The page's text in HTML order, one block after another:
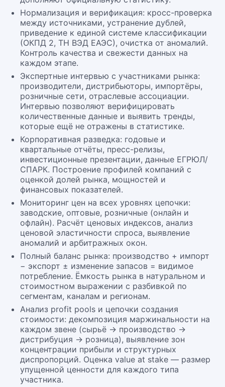
Нормализация и верификация: кросс-проверка
между источниками, устранение дублей,
приведение к единой системе классификации
(ОКПД 2, ТН ВЭД ЕАЭС), очистка от аномалий.
Контроль качества и свежести данных на
каждом этапе.
Экспертные интервью с участниками рынка:
производители, дистрибьюторы, импортёры,
розничные сети, отраслевые ассоциации.
Интервью позволяют верифицировать
количественные данные и выявить тренды,
которые ещё не отражены в статистике.
Корпоративная разведка: годовые и
квартальные отчёты, пресс-релизы,
инвестиционные презентации, данные ЕГРЮЛ/
СПАРК. Построение профилей компаний с
оценкой долей рынка, мощностей и
финансовых показателей.
Мониторинг цен на всех уровнях цепочки:
заводские, оптовые, розничные (онлайн и
офлайн). Расчёт ценовых индексов, анализ
ценовой эластичности спроса, выявление
аномалий и арбитражных окон.
Полный баланс рынка: производство + импорт
− экспорт ± изменение запасов = видимое
потребление. Ёмкость рынка в натуральном и
стоимостном выражении с разбивкой по
сегментам, каналам и регионам.
Анализ profit pools и цепочки создания
стоимости: декомпозиция маржинальности на
каждом звене (сырьё → производство →
дистрибуция → розница), выявление зон
концентрации прибыли и структурных
диспропорций. Оценка value at stake — размер
упущенной ценности для каждого типа
участника.